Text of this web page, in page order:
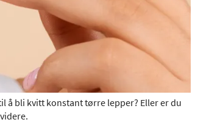
å bli kvitt konstant tørre lepper? Eller er du